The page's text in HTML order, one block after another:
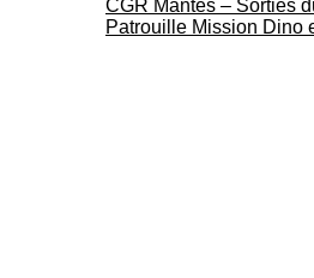
CGR Mantes – Sorties
Patrouille Mission Dino